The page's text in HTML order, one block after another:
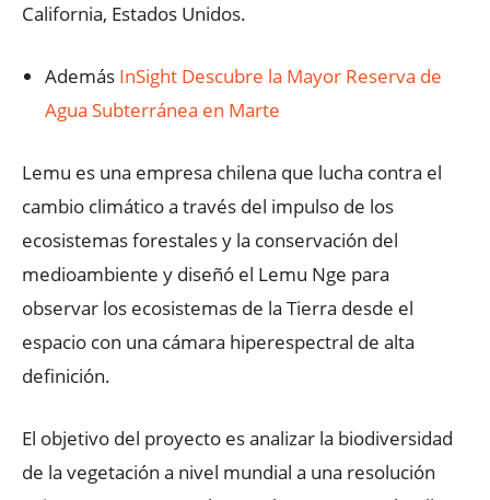
California, Estados Unidos.
Además InSight Descubre la Mayor Reserva de
Agua Subterránea en Marte
Lemu es una empresa chilena que lucha contra el
cambio climático a través del impulso de los
ecosistemas forestales y la conservación del
medioambiente y diseñó el Lemu Nge para
observar los ecosistemas de la Tierra desde el
espacio con una cámara hiperespectral de alta
definición.
El objetivo del proyecto es analizar la biodiversidad
de la vegetación a nivel mundial a una resolución